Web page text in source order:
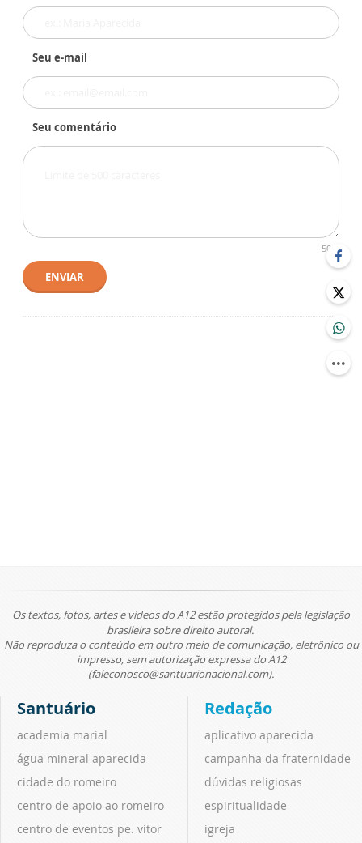
Seu e-mail
Seu comentário
500
ENVIAR
Os textos, fotos, artes e vídeos do A12 estão protegidos pela legislação
brasileira sobre direito autoral.
Não reproduza o conteúdo em outro meio de comunicação, eletrônico ou
impresso, sem autorização expressa do A12
(faleconosco@santuarionacional.com).
Santuário
academia marial
água mineral aparecida
cidade do romeiro
centro de apoio ao romeiro
centro de eventos pe. vitor
Redação
aplicativo aparecida
campanha da fraternidade
dúvidas religiosas
espiritualidade
igreja